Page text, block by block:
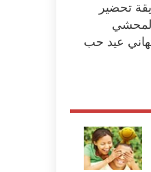
تحضير
الفلانتين للحبيب 2023 تهاني عيد حب